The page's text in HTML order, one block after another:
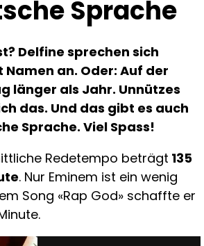
Sprache
Delfine sprechen sich
an. Oder: Auf der
länger als Jahr. Unnützes
das. Und das gibt es auch
Sprache. Viel Spass!
Redetempo beträgt 135
. Nur Eminem ist ein wenig
Song «Rap God» schaffte er